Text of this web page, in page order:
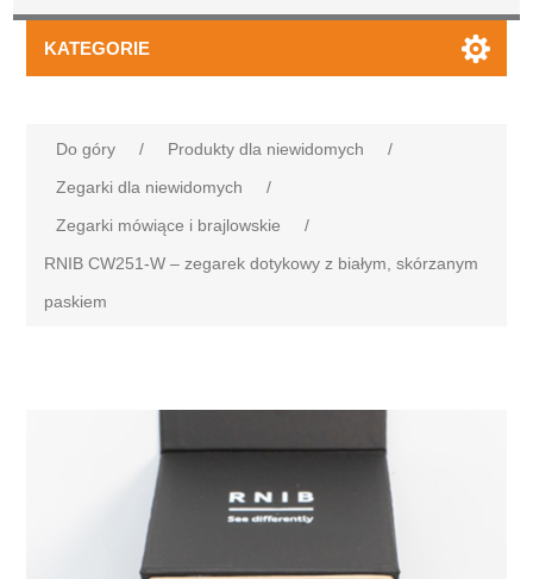
KATEGORIE
Do góry / Produkty dla niewidomych
/
Zegarki dla niewidomych
/
Zegarki mówiące i brajlowskie
/
RNIB CW251-W – zegarek dotykowy z białym, skórzanym
paskiem